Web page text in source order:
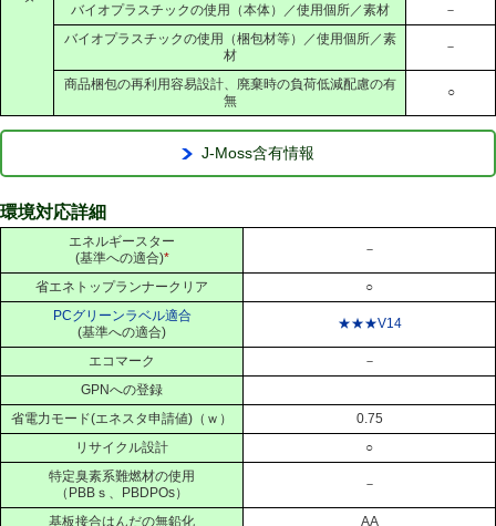
バイオプラスチックの使用（本体）／使用個所／素材
－
バイオプラスチックの使用（梱包材等）／使用個所／素
材
－
商品梱包の再利用容易設計、廃棄時の負荷低減配慮の有
無
○
J-Moss含有情報
環境対応詳細
エネルギースター
(基準への適合)*
－
省エネトップランナークリア
○
PCグリーンラベル適合
(基準への適合)
★★★V14
エコマーク
－
GPNへの登録
省電力モード(エネスタ申請値)（ｗ）
0.75
リサイクル設計
○
特定臭素系難燃材の使用
（PBBｓ、PBDPOs）
－
基板接合はんだの無鉛化
AA